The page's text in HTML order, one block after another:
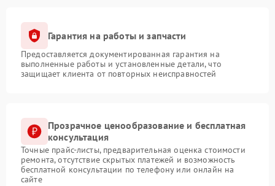
Гарантия на работы и запчасти
Предоставляется документированная гарантия на
выполненные работы и установленные детали, что
защищает клиента от повторных неисправностей
Прозрачное ценообразование и бесплатная
консультация
Точные прайс-листы, предварительная оценка стоимости
ремонта, отсутствие скрытых платежей и возможность
бесплатной консультации по телефону или онлайн на
сайте